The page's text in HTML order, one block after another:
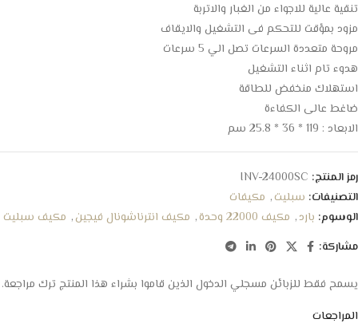
تنقية عالية للاجواء من الغبار والاتربة
مزود بمؤقت للتحكم فى التشغيل والايقاف
مروحة متعددة السرعات تصل الي 5 سرعات
هدوء تام اثناء التشغيل
استهلاك منخفض للطاقة
ضاغط عالى الكفاءة
الابعاد : 119 * 36 * 25.8 سم
رمز المنتج: INV-24000SC
التصنيفات: سبليت, مكيفات
الوسوم: بارد, مكيف 22000 وحدة , مكيف انترناشونال فيجين, مكيف سبليت
مشاركة:
المراجعات
يسمح فقط للزبائن مسجلي الدخول الذين قاموا بشراء هذا المنتج ترك مراجعة.